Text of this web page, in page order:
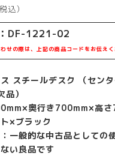
込）
DF-1221-02
せの際は、上記の商品コードをお伝えく
スチールデスク （セン
）
奥行き700mm×高
×ブラック
一般的な中古品としての
い良品です